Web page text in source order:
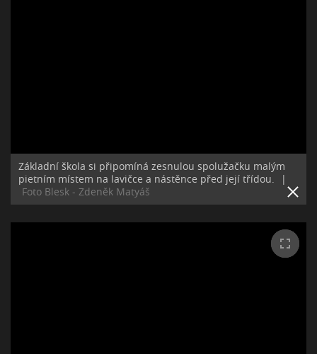
Základní škola si připomíná zesnulou spolužačku malým
pietním místem na lavičce a nástěnce před její třídou.
|
Foto Blesk - Zdeněk Matyáš